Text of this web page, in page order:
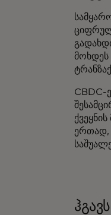
მოხდეს
CBDC-
ერთად,